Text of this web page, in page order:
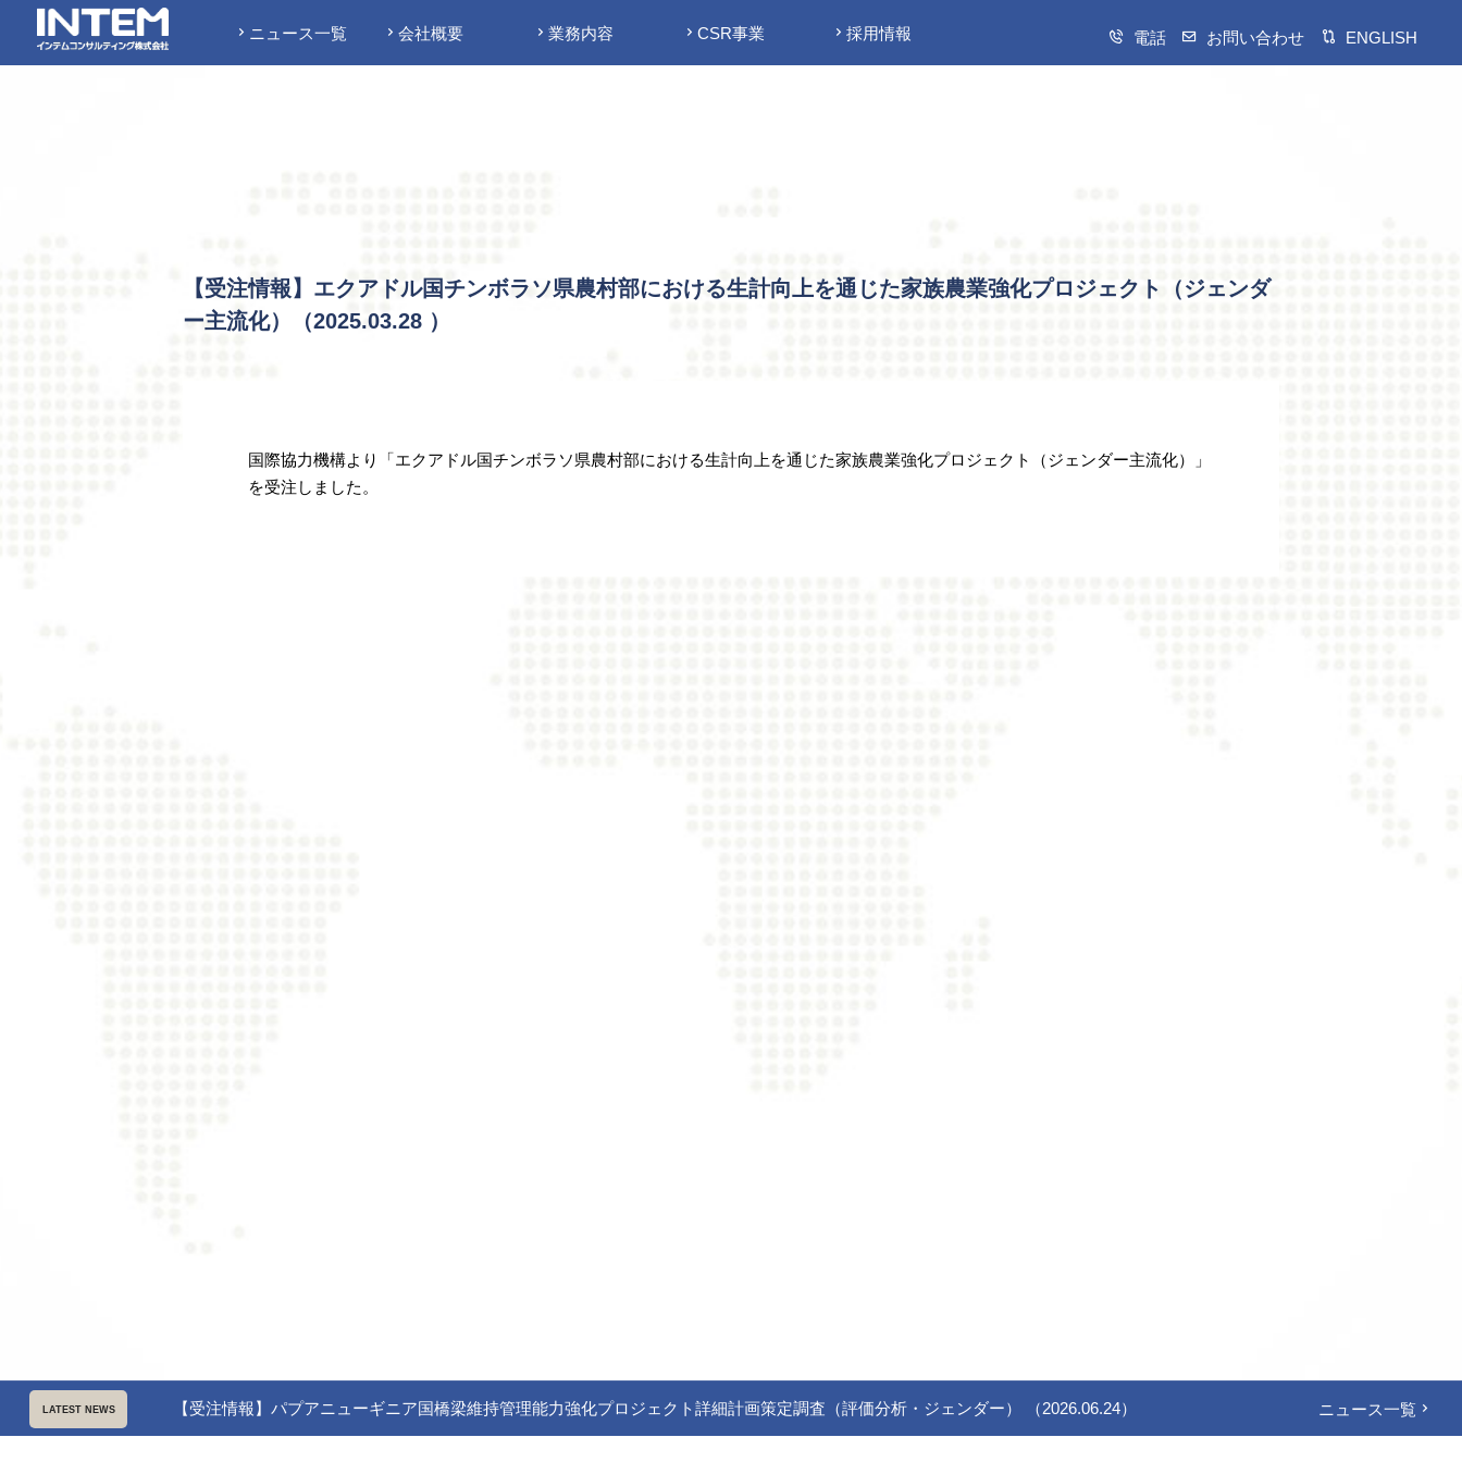
ニュース一覧 会社概要 業務内容 CSR事業 採用情報 電話 お問い合わせ ENGLISH
【受注情報】エクアドル国チンボラソ県農村部における生計向上を通じた家族農業強化プロジェクト（ジェンダ
ー主流化）（2025.03.28 ）
国際協力機構より「エクアドル国チンボラソ県農村部における生計向上を通じた家族農業強化プロジェクト（ジェンダー主流化）」
を受注しました。
LATEST NEWS 【受注情報】パプアニューギニア国橋梁維持管理能力強化プロジェクト詳細計画策定調査（評価分析・ジェンダー） （2026.06.24） ニュース一覧